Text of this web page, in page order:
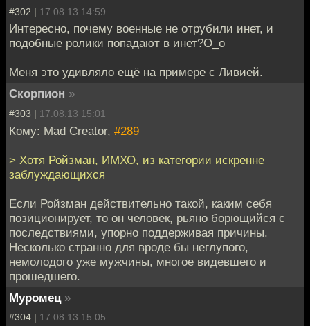
#302 | 17.08.13 14:59
Интересно, почему военные не отрубили инет, и
подобные ролики попадают в инет?О_о
Меня это удивляло ещё на примере с Ливией.
Скорпион »
#303 | 17.08.13 15:01
Кому: Mad Creator, #289
> Хотя Ройзман, ИМХО, из категории искренне
заблуждающихся
Если Ройзман действительно такой, каким себя
позиционирует, то он человек, рьяно борющийся с
последствиями, упорно поддерживая причины.
Несколько странно для вроде бы неглупого,
немолодого уже мужчины, многое видевшего и
прошедшего.
Муромец »
#304 | 17.08.13 15:05